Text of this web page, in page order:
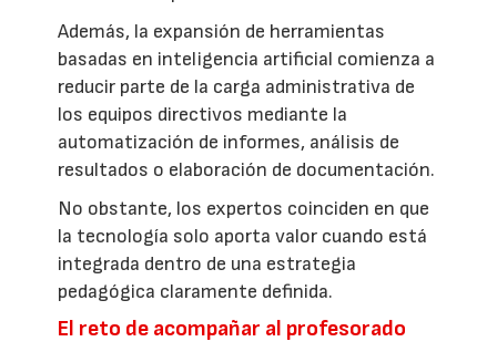
Además, la expansión de herramientas
basadas en inteligencia artificial comienza a
reducir parte de la carga administrativa de
los equipos directivos mediante la
automatización de informes, análisis de
resultados o elaboración de documentación.
No obstante, los expertos coinciden en que
la tecnología solo aporta valor cuando está
integrada dentro de una estrategia
pedagógica claramente definida.
El reto de acompañar al profesorado